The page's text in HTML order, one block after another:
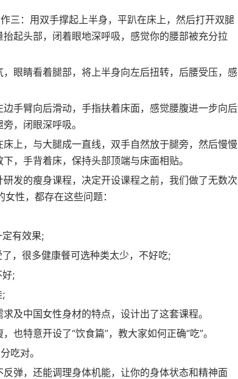
：用双手撑起上半身，平趴在床上，然后打开双腿
起头部，闭着眼地深呼吸，感觉你的腰部被充分拉
睛看着腿部，将上半身向左后扭转，后腰受压，感
臂向后滑动，手指扶着床面，感觉腰腹进一步向后
，闭眼深呼吸。
，与大腿成一直线，双手自然放于腿旁，然后慢慢
，手背着床，保持头部顶端与床面相贴。
发的瘦身课程，决定开设课程之前，我们做了无数次
性，都存在这些问题：
有效果;
，很多健康餐可选种类太少，不好吃;
;
;
中国女性身材的特点，设计出了这套课程。
特意开设了“饮食篇”，教大家如何正确“吃”。
吃对。
，还能调理身体机能，让你的身体状态和精神面